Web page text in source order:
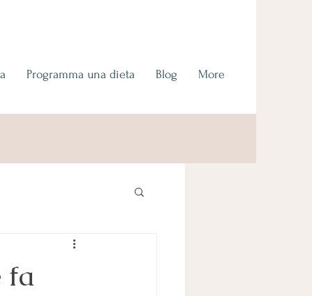
Programma una dieta Blog More
fa